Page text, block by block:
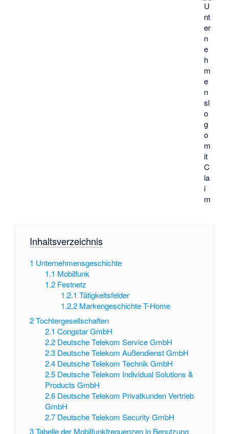
U
nt
er
n
e
h
m
e
n
sl
o
g
o
m
it
C
la
i
m
Inhaltsverzeichnis
1 Unternehmensgeschichte
1.1 Mobilfunk
1.2 Festnetz
1.2.1 Tätigkeitsfelder
1.2.2 Markengeschichte T-Home
2Tochtergesellschaften
2.1 Congstar GmbH
2.2 Deutsche Telekom Service GmbH
2.3 Deutsche Telekom Außendienst GmbH
2.4 Deutsche Telekom Technik GmbH
2.5 Deutsche Telekom Individual Solutions &
Products GmbH
2.6 Deutsche Telekom Privatkunden Vertrieb
GmbH
2.7 Deutsche Telekom Security GmbH
3Tabelle der Mobilfunkfrequenzen in Benutzung